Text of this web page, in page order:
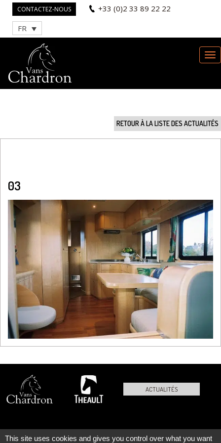
CONTACTEZ-NOUS +33 (0)2 33 89 22 22
FR
RETOUR À LA LISTE DES ACTUALITÉS
03
ACTUALITÉS
This site uses cookies and gives you control over what you want